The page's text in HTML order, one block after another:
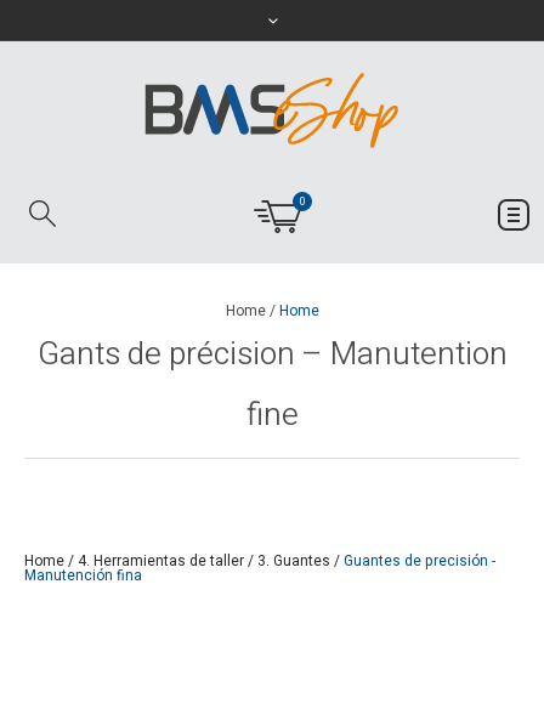
0
Home/Home
Gants de précision – Manutention
fine
Home/4. Herramientas de taller/ 3. Guantes /Guantes de precisión -
Manutención fina